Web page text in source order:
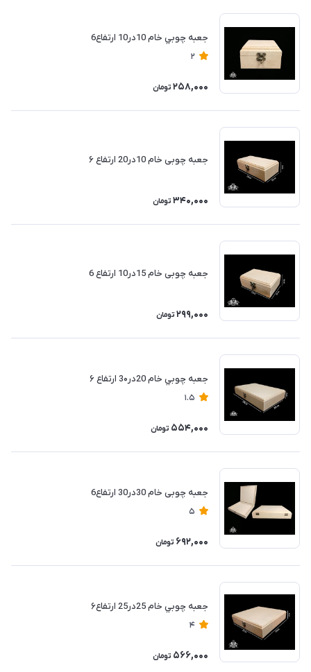
جعبه چوبي خام 10در10 ارتفاع6
2
258,000 تومان
جعبه چوبی خام 10در20 ارتفاع ۶
340,000 تومان
جعبه چوبی خام 15در10 ارتفاع 6
299,000 تومان
جعبه چوبي خام 20در3۰ ارتفاع ۶
1.5
554,000 تومان
جعبه چوبی خام 30در30 ارتفاع6
5
692,000 تومان
جعبه چوبي خام 25در25 ارتفاع۶
4
566,000 تومان